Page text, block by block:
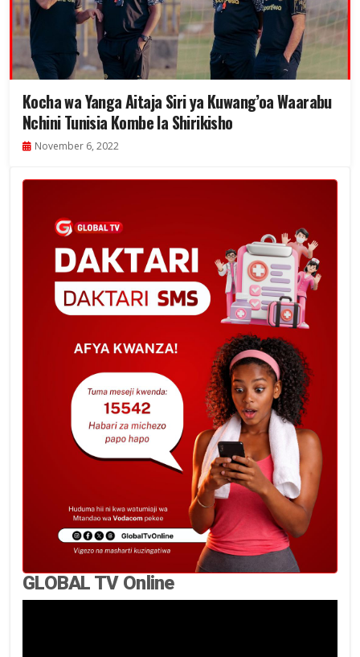
Kocha wa Yanga Aitaja Siri ya Kuwang’oa Waarabu
Nchini Tunisia Kombe la Shirikisho
November 6, 2022
GLOBAL TV Online